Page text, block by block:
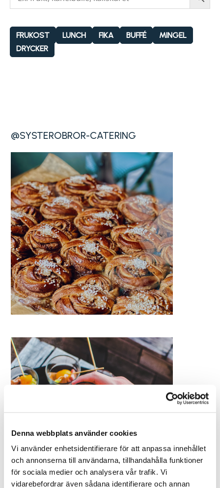
Denna webbplats använder cookies
Vi använder enhetsidentifierare för att anpassa innehållet
och annonserna till användarna, tillhandahålla funktioner
för sociala medier och analysera vår trafik. Vi
vidarebefordrar även sådana identifierare och annan
FRUKOST LUNCH FIKA BUFFÉ
MINGEL
DRYCKER
@SYSTEROBROR-CATERING